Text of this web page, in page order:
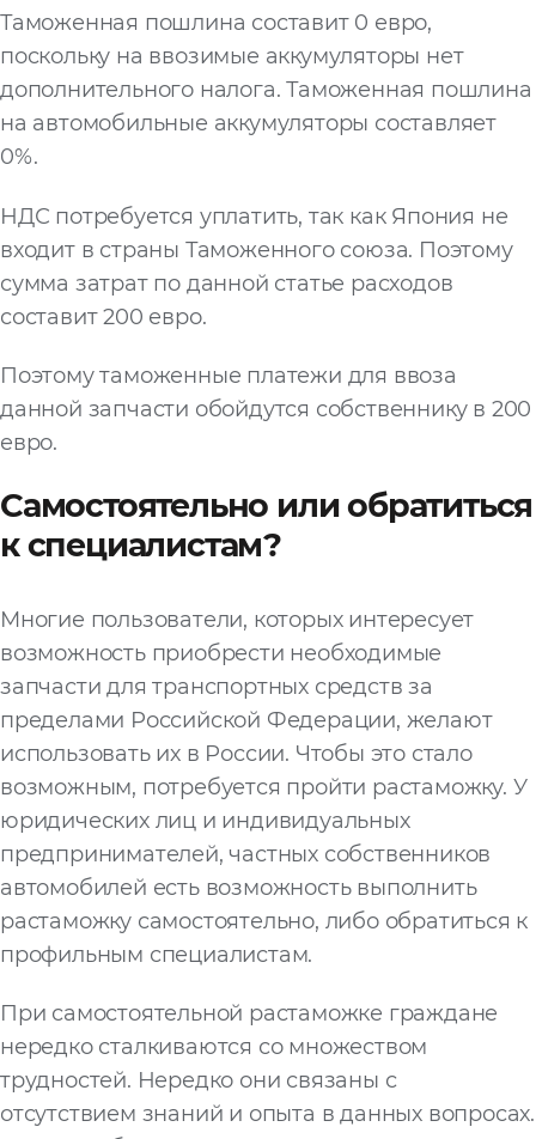
Таможенная пошлина составит 0 евро,
поскольку на ввозимые аккумуляторы нет
дополнительного налога. Таможенная пошлина
на автомобильные аккумуляторы составляет
0%.
НДС потребуется уплатить, так как Япония не
входит в страны Таможенного союза. Поэтому
сумма затрат по данной статье расходов
составит 200 евро.
Поэтому таможенные платежи для ввоза
данной запчасти обойдутся собственнику в 200
евро.
Самостоятельно или обратиться
к специалистам?
Многие пользователи, которых интересует
возможность приобрести необходимые
запчасти для транспортных средств за
пределами Российской Федерации, желают
использовать их в России. Чтобы это стало
возможным, потребуется пройти растаможку. У
юридических лиц и индивидуальных
предпринимателей, частных собственников
автомобилей есть возможность выполнить
растаможку самостоятельно, либо обратиться к
профильным специалистам.
При самостоятельной растаможке граждане
нередко сталкиваются со множеством
трудностей. Нередко они связаны с
отсутствием знаний и опыта в данных вопросах.